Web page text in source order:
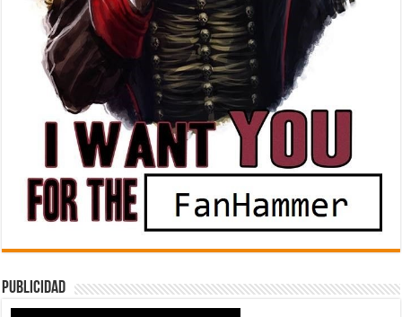
Publicidad